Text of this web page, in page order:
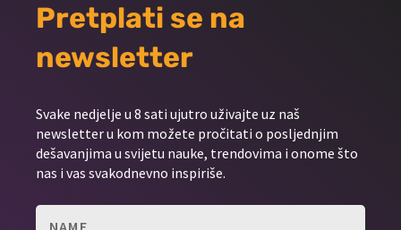
Pretplati se na
newsletter
Svake nedjelje u 8 sati ujutro uživajte uz naš
newsletter u kom možete pročitati o posljednjim
dešavanjima u svijetu nauke, trendovima i onome što
nas i vas svakodnevno inspiriše.